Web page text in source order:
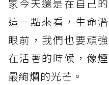
家今天還是在自己
這一點來看，生命
眼前，我們也要頑
在活著的時候，像
最絢爛的光芒。